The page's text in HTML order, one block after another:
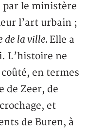
par le ministère
l’art urbain ;
de la ville. Elle a
L’histoire ne
en termes
de Zeer, de
et
de Buren, à